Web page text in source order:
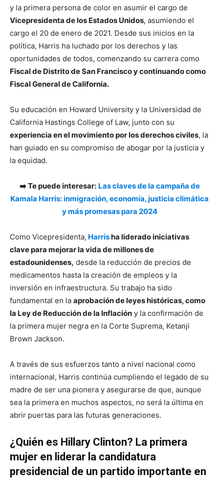
y la primera persona de color en asumir el cargo de
Vicepresidenta de los Estados Unidos, asumiendo el
cargo el 20 de enero de 2021. Desde sus inicios en la
política, Harris ha luchado por los derechos y las
oportunidades de todos, comenzando su carrera como
Fiscal de Distrito de San Francisco y continuando como
Fiscal General de California.
Su educación en Howard University y la Universidad de
California Hastings College of Law, junto con su
experiencia en el movimiento por los derechos civiles, la
han guiado en su compromiso de abogar por la justicia y
la equidad.
➡️ Te puede interesar: Las claves de la campaña de
Kamala Harris: inmigración, economía, justicia climática
y más promesas para 2024
Como Vicepresidenta, Harrisha liderado iniciativas
clave para mejorar la vida de millones de
estadounidenses, desde la reducción de precios de
medicamentos hasta la creación de empleos y la
inversión en infraestructura. Su trabajo ha sido
fundamental en la aprobación de leyes históricas, como
la Ley de Reducción de la Inflación y la confirmación de
la primera mujer negra en la Corte Suprema, Ketanji
Brown Jackson.
A través de sus esfuerzos tanto a nivel nacional como
internacional, Harris continúa cumpliendo el legado de su
madre de ser una pionera y asegurarse de que, aunque
sea la primera en muchos aspectos, no será la última en
abrir puertas para las futuras generaciones.
¿Quién es Hillary Clinton? La primera
mujer en liderar la candidatura
presidencial de un partido importante en